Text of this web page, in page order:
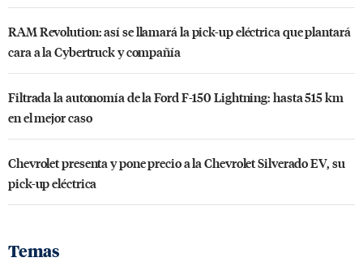
RAM Revolution: así se llamará la pick-up eléctrica que plantará
cara a la Cybertruck y compañía
Filtrada la autonomía de la Ford F-150 Lightning: hasta 515 km
en el mejor caso
Chevrolet presenta y pone precio a la Chevrolet Silverado EV, su
pick-up eléctrica
Temas